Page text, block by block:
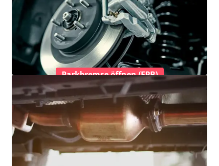
Parkbremse öffnen (EPB)